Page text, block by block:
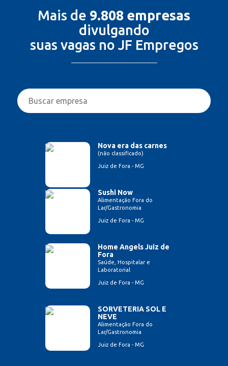
Mais de 9.808 empresas
divulgando
suas vagas no JF Empregos
Nova era das carnes
(não classificado)
Juiz de Fora - MG
Sushi Now
Alimentação Fora do
Lar/Gastronomia
Juiz de Fora - MG
Home Angels Juiz de
Fora
Saúde, Hospitalar e
Laboratorial
Juiz de Fora - MG
SORVETERIA SOL E
NEVE
Alimentação Fora do
Lar/Gastronomia
Juiz de Fora - MG